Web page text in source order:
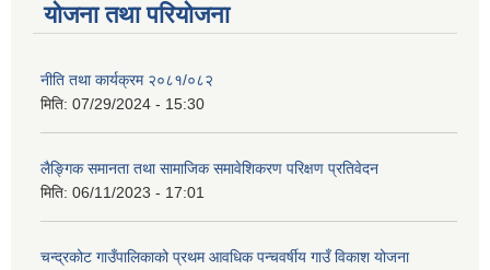
योजना तथा परियोजना
नीति तथा कार्यक्रम २०८१/०८२
मिति: 07/29/2024 - 15:30
लैङ्गिक समानता तथा सामाजिक समावेशिकरण परिक्षण प्रतिवेदन
मिति: 06/11/2023 - 17:01
चन्द्रकोट गाउँपालिकाको प्रथम आवधिक पन्चवर्षीय गाउँ विकाश योजना